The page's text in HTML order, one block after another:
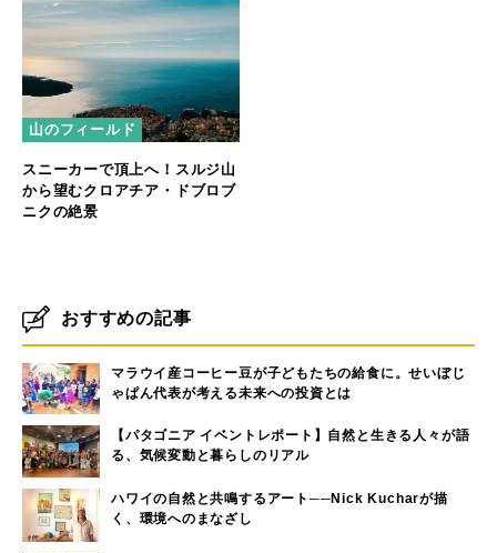
山のフィールド
スニーカーで頂上へ！スルジ山
から望むクロアチア・ドブロブ
ニクの絶景
おすすめの記事
マラウイ産コーヒー豆が子どもたちの給食に。せいぼじ
ゃぱん代表が考える未来への投資とは
【パタゴニア イベントレポート】自然と生きる人々が語
る、気候変動と暮らしのリアル
ハワイの自然と共鳴するアート──Nick Kucharが描
く、環境へのまなざし